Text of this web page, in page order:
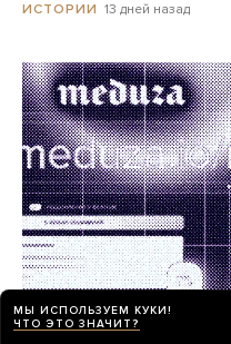
ИСТОРИИ 13 дней назад
МЫ ИСПОЛЬЗУЕМ КУКИ!
ЧТО ЭТО ЗНАЧИТ?